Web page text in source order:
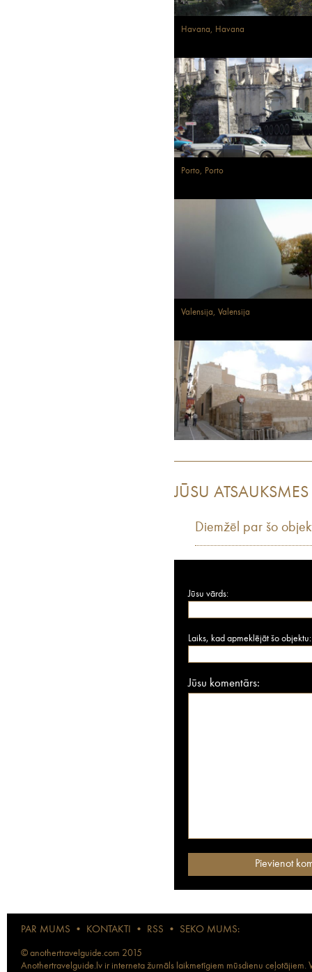
Havana, Havana
Porto, Porto
Valensija, Valensija
JŪSU ATSAUKSMES
Diemžēl par šo
Jūsu vārds:
Laiks, kad apmeklējāt šo objektu:
Jūsu komentārs:
PAR MUMS • KONTAKTI • RSS • SEKO MUMS:
© anothertravelguide.com 2015
Anothertravelguide.lv ir interneta žurnāls laikmetīgiem mūsdienu